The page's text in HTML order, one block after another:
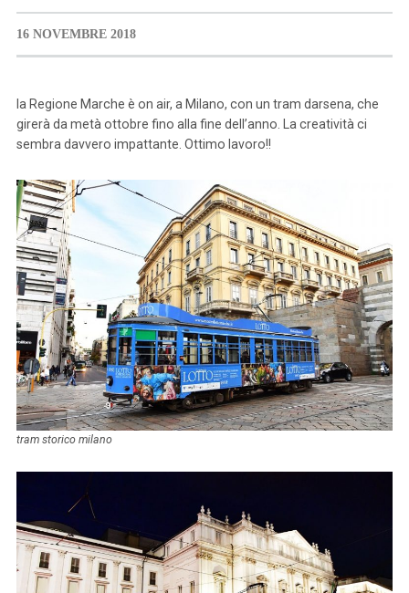
16 NOVEMBRE 2018
la Regione Marche è on air, a Milano, con un tram darsena, che
girerà da metà ottobre fino alla fine dell’anno. La creatività ci
sembra davvero impattante. Ottimo lavoro!!
tram storico milano